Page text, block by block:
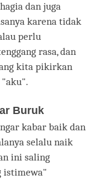
dan juga
karena tidak
perlu
rasa, dan
kita pikirkan
"aku".
Buruk
kabar baik dan
selalu naik
ini saling
istimewa"